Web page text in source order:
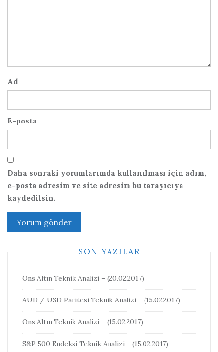
Ad
E-posta
Daha sonraki yorumlarımda kullanılması için adım,
e-posta adresim ve site adresim bu tarayıcıya
kaydedilsin.
SON YAZILAR
Ons Altın Teknik Analizi – (20.02.2017)
AUD / USD Paritesi Teknik Analizi – (15.02.2017)
Ons Altın Teknik Analizi – (15.02.2017)
S&P 500 Endeksi Teknik Analizi – (15.02.2017)